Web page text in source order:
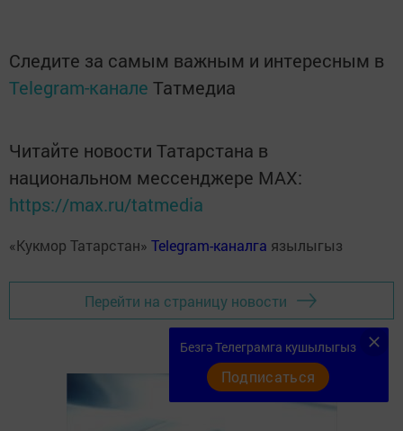
Следите за самым важным и интересным в
Telegram-канале Татмедиа
Читайте новости Татарстана в
национальном мессенджере MАХ:
https://max.ru/tatmedia
«Кукмор Татарстан» Telegram-каналга язылыгыз
Перейти на страницу новости
Безгә Телеграмга кушылыгыз
Подписаться